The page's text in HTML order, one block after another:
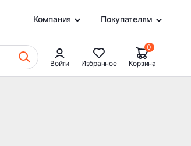
Компания Покупателям
Войти Избранное
0
Корзина